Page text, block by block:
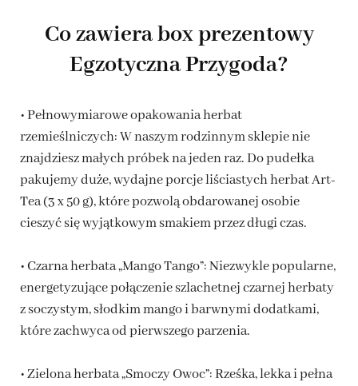
Co zawiera box prezentowy
Egzotyczna Przygoda?
• Pełnowymiarowe opakowania herbat
rzemieślniczych: W naszym rodzinnym sklepie nie
znajdziesz małych próbek na jeden raz. Do pudełka
pakujemy duże, wydajne porcje liściastych herbat Art-
Tea (3 x 50 g), które pozwolą obdarowanej osobie
cieszyć się wyjątkowym smakiem przez długi czas.
• Czarna herbata „Mango Tango”: Niezwykle popularne,
energetyzujące połączenie szlachetnej czarnej herbaty
z soczystym, słodkim mango i barwnymi dodatkami,
które zachwyca od pierwszego parzenia.
• Zielona herbata „Smoczy Owoc”: Rześka, lekka i pełna